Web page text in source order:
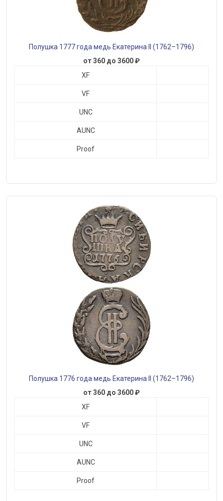
Полушка 1777 года медь Екатерина II (1762–1796)
от 360 до 3600 ₽
XF
VF
UNC
AUNC
Proof
Полушка 1776 года медь Екатерина II (1762–1796)
от 360 до 3600 ₽
XF
VF
UNC
AUNC
Proof